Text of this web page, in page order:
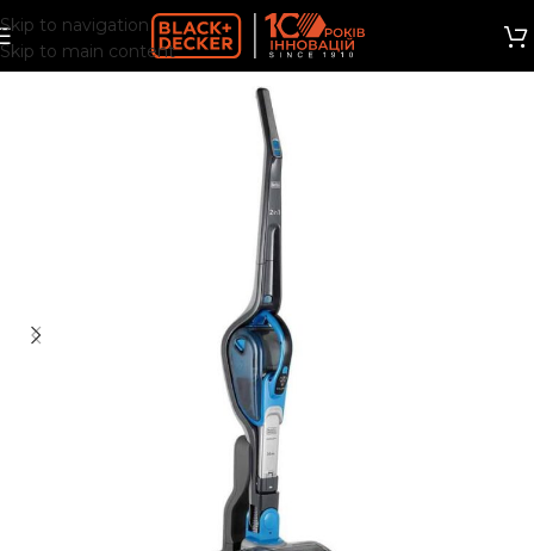
Skip to navigation
Skip to main content